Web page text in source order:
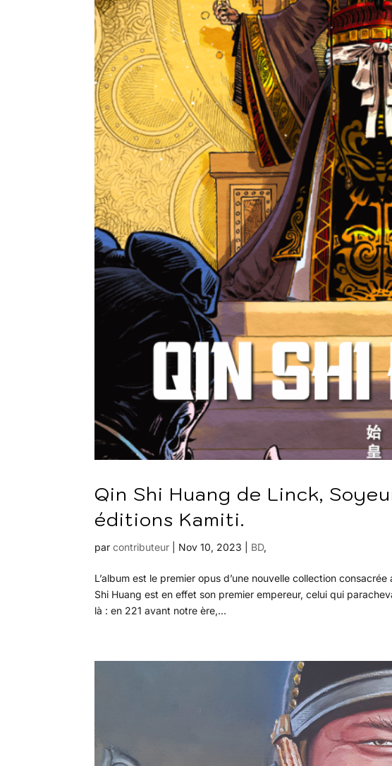
Qin Shi Huang de Linck,
éditions Kamiti.
parcontributeur Nov 10, 2023 BD,
L’album est le premier opus d’une nouvelle collection
Shi Huang est en effet son premier empereur, celui qui
là : en 221 avant notre ère,...